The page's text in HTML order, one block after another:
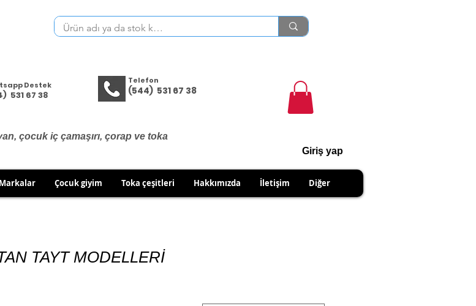
Destek
531 67 38
Telefon
(544) 531 67 38
çocuk iç çamaşırı, çorap ve toka
Giriş yap
Markalar Çocuk giyim Toka çeşitleri Hakkımızda İletişim Diğer
TAYT MODELLERİ